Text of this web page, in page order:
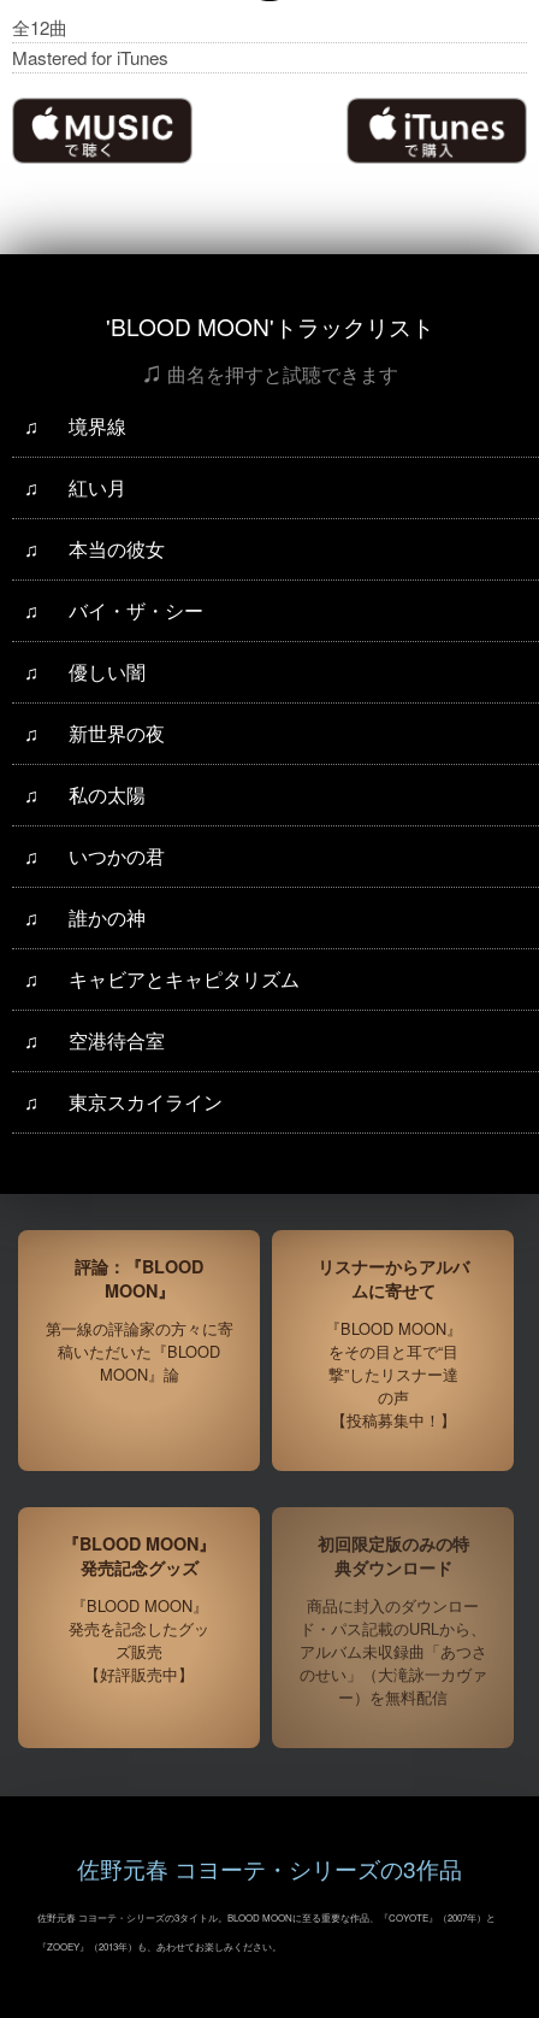
全12曲
Mastered for iTunes
Apple Musicで聴く iTunesで購入
'BLOOD MOON'トラックリスト
♫ 曲名を押すと試聴できます
♫
境界線
♫ 紅い月
♫ 本当の彼女
♫ バイ・ザ・シー
♫ 優しい闇
♫ 新世界の夜
♫ 私の太陽
♫ いつかの君
♫ 誰かの神
♫ キャビアとキャピタリズム
♫ 空港待合室
♫ 東京スカイライン
評論：『BLOOD
MOON』
第一線の評論家の方々に寄
稿いただいた『BLOOD
MOON』論
リスナーからアルバ
ムに寄せて
『BLOOD MOON』
をその目と耳で“目
撃”したリスナー達
の声
【投稿募集中！】
『BLOOD MOON』
発売記念グッズ
『BLOOD MOON』
発売を記念したグッ
ズ販売
【好評販売中】
初回限定版のみの特
典ダウンロード
商品に封入のダウンロー
ド・パス記載のURLから、
アルバム未収録曲「あつさ
のせい」（大滝詠一カヴァ
ー）を無料配信
佐野元春 コヨーテ・シリーズの3作品
佐野元春 コヨーテ・シリーズの3タイトル。BLOOD MOONに至る重要な作品、『COYOTE』（2007年）と
『ZOOEY』（2013年）も、あわせてお楽しみください。